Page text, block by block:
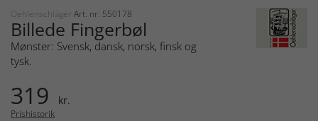
Oehlenschläger Art. nr: 550178
Billede Fingerbøl
Mønster: Svensk, dansk, norsk, finsk og
tysk.
319 kr.
Prishistorik